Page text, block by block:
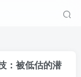
：被低估的潜